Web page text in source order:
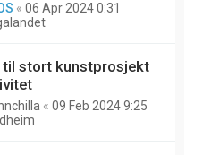
« 06 Apr 2024 0:31
til stort kunstprosjekt
« 09 Feb 2024 9:25